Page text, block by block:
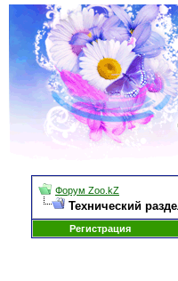
Форум Zoo.kZ
Технический
Регистрация